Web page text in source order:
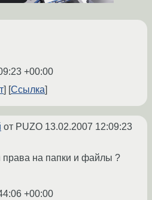
+00:00
Ссылка
от PUZO 13.02.2007 12:09:23
права на папки и файлы ?
+00:00